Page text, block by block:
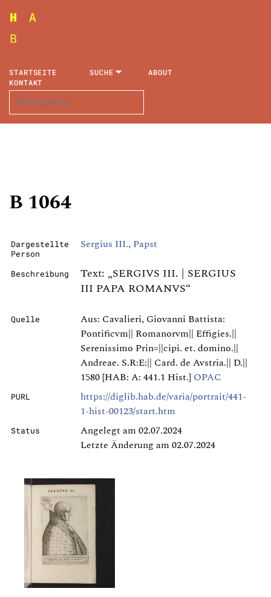
STARTSEITE SUCHE
ABOUT
KONTAKT
B 1064
Dargestellte
Person
Sergius III., Papst
Beschreibung
Text: „SERGIVS III. | SERGIUS
III PAPA ROMANVS“
Quelle
Aus: Cavalieri, Giovanni Battista:
Pontificvm|| Romanorvm|| Effigies.||
Serenissimo Prin=||cipi. et. domino.||
Andreae. S.R:E:|| Card. de Avstria.|| D.||
1580 [HAB: A: 441.1 Hist.] OPAC
PURL
https://diglib.hab.de/varia/portrait/441-
1-hist-00123/start.htm
Status
Angelegt am 02.07.2024
Letzte Änderung am 02.07.2024